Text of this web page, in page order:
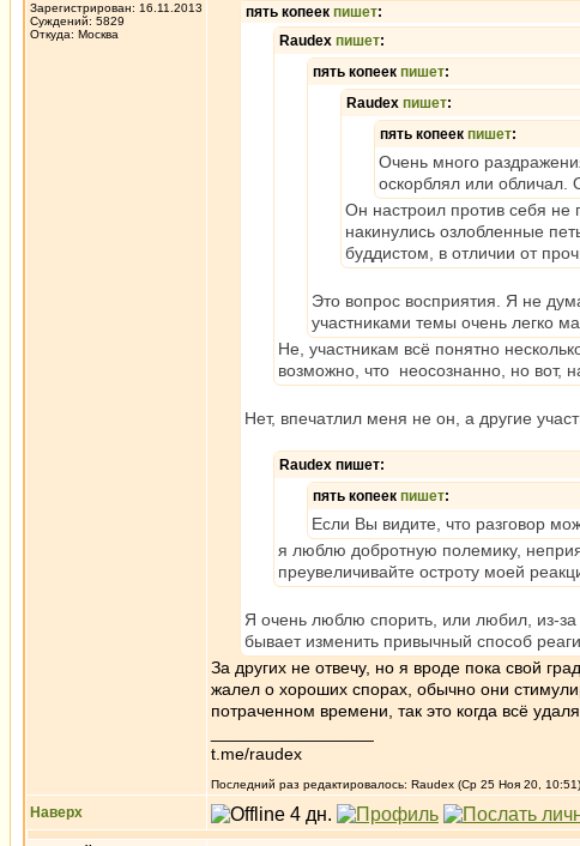
Зарегистрирован: 16.11.2013
Суждений: 5829
Откуда: Москва
пять копеек пишет:
Raudex пишет:
пять копеек пишет:
Raudex пишет:
пять копеек пишет:
Очень много
оскорблял или обличал.
Он настроил против себя не
накинулись озлобленные
буддистом, в отличии от
Это вопрос восприятия. Я не
участниками темы очень легко
Не, участникам всё понятно
возможно, что неосознанно, но вот,
Нет, впечатлил меня не он, а другие
Raudex пишет:
пять копеек пишет:
Если Вы видите, что разговор
я люблю добротную полемику,
преувеличивайте остроту моей
Я очень люблю спорить, или любил, из-за
бывает изменить привычный способ
За других не отвечу, но я вроде пока свой
жалел о хороших спорах, обычно они
потраченном времени, так это когда всё
t.me/raudex
Последний раз редактировалось: Raudex (Ср 25 Ноя 20,
Наверх